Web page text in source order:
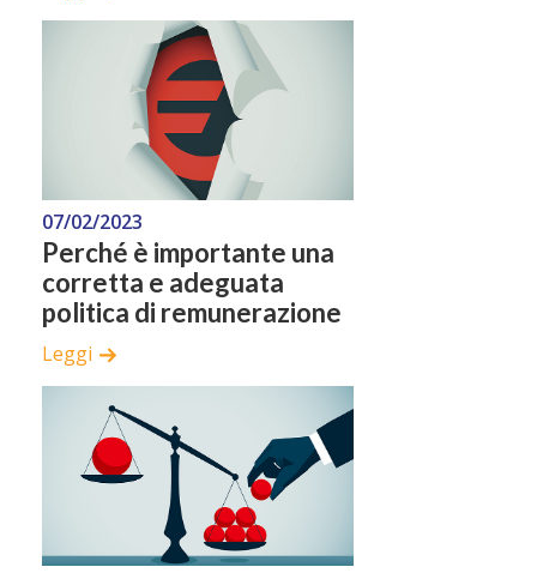
07/02/2023
Perché è importante una
corretta e adeguata
politica di remunerazione
Leggi